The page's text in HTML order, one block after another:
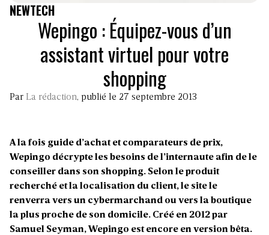
NEWTECH
Wepingo : Équipez-vous d’un
assistant virtuel pour votre
shopping
Par La rédaction, publié le 27 septembre 2013
A la fois guide d’achat et comparateurs de prix,
Wepingo décrypte les besoins de l’internaute afin de le
conseiller dans son shopping. Selon le produit
recherché et la localisation du client, le site le
renverra vers un cybermarchand ou vers la boutique
la plus proche de son domicile. Créé en 2012 par
Samuel Seyman, Wepingo est encore en version bêta.